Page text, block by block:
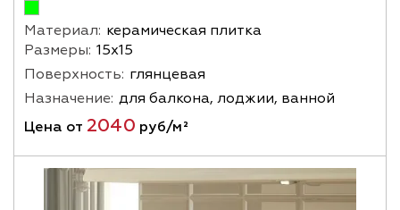
Материал: керамическая плитка
Размеры: 15х15
Поверхность: глянцевая
Назначение: для балкона, лоджии, ванной
Цена от 2040 руб/м²